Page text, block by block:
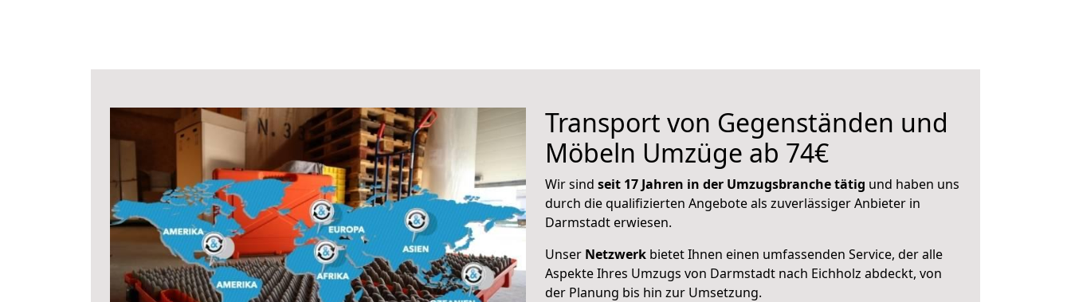
Transport von Gegenständen und
Möbeln Umzüge ab 74€
Wir sind seit 17 Jahren in der Umzugsbranche tätig und haben uns
durch die qualifizierten Angebote als zuverlässiger Anbieter in
Darmstadt erwiesen.
Unser Netzwerk bietet Ihnen einen umfassenden Service, der alle
Aspekte Ihres Umzugs von Darmstadt nach Eichholz abdeckt, von
der Planung bis hin zur Umsetzung.